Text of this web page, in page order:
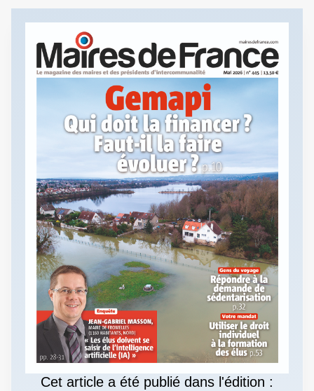
Cet article a été publié dans l'édition :